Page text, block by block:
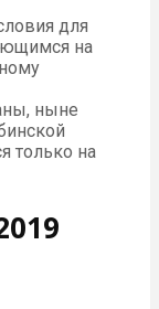
для
на
ныне
только на